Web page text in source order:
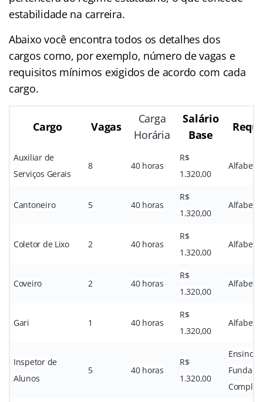
estabilidade na carreira.
Abaixo você encontra todos os detalhes dos
cargos como, por exemplo, número de vagas e
requisitos mínimos exigidos de acordo com cada
cargo.
Cargo Vagas
Carga
Horária
Salário
Base
Auxiliar de
Serviços Gerais
8 40 horas
R$
1.320,00
Cantoneiro 5 40 horas
R$
1.320,00
Coletor de Lixo 2 40 horas
R$
1.320,00
Coveiro 2 40 horas
R$
1.320,00
Gari 1 40 horas
R$
1.320,00
Inspetor de
Alunos
5 40 horas
R$
1.320,00
Ensino